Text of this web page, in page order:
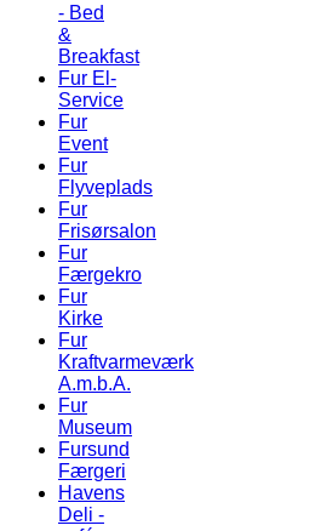
- Bed
&
Breakfast
Fur El-
Service
Fur
Event
Fur
Flyveplads
Fur
Frisørsalon
Fur
Færgekro
Fur
Kirke
Fur
Kraftvarmeværk
A.m.b.A.
Fur
Museum
Fursund
Færgeri
Havens
Deli -